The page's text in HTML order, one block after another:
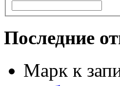
Последние
Марк к